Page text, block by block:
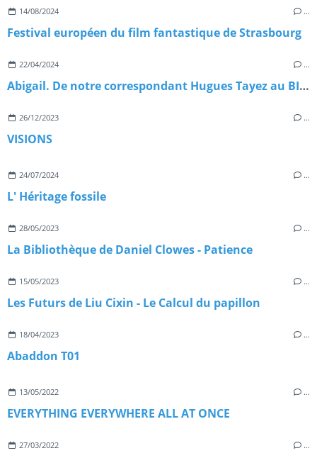
14/08/2024 …
Festival européen du film fantastique de Strasbourg
22/04/2024 …
Abigail. De notre correspondant Hugues Tayez au BIFFF 2024
26/12/2023 …
VISIONS
24/07/2024 …
L' Héritage fossile
28/05/2023 …
La Bibliothèque de Daniel Clowes - Patience
15/05/2023 …
Les Futurs de Liu Cixin - Le Calcul du papillon
18/04/2023 …
Abaddon T01
13/05/2022 …
EVERYTHING EVERYWHERE ALL AT ONCE
27/03/2022 …